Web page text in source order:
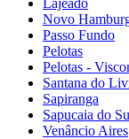
Novo
Passo Fundo
Pelotas
Pelotas -
Santana do
Sapiranga
Sapucaia do
Venâncio Aires